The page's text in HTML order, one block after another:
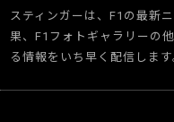
スティンガーは、F1の最新
果、F1フォトギャラリーの
る情報をいち早く配信します